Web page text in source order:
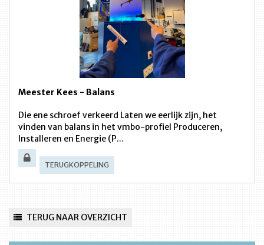
Meester Kees - Balans
Die ene schroef verkeerd Laten we eerlijk zijn, het
vinden van balans in het vmbo-profiel Produceren,
Installeren en Energie (P...
TERUGKOPPELING
TERUG NAAR OVERZICHT